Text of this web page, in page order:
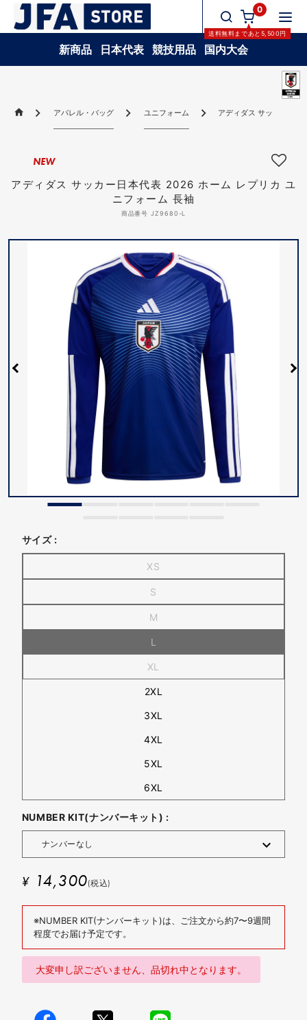
0
送料無料まであと 5,500円
新商品 日本代表 競技用品 国内大会
アパレル・バッグ ユニフォーム アディダス サッカー日
アディダス サッカー日本代表 2026 ホーム レプリカ ユ
ニフォーム 長袖
商品番号 JZ9680-L
NEW
サイズ :
XS
S
M
L
XL
2XL
3XL
4XL
5XL
6XL
NUMBER KIT(ナンバーキット) :
¥ 14,300(税込)
※NUMBER KIT(ナンバーキット)は、ご注文から約7〜9週間
程度でお届け予定です。
大変申し訳ございません、品切れ中となります。